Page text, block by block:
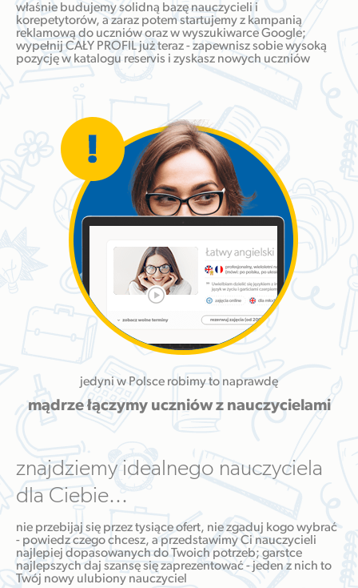
właśnie budujemy solidną bazę nauczycieli i
korepetytorów, a zaraz potem startujemy z kampanią
reklamową do uczniów oraz w wyszukiwarce Google;
wypełnij CAŁY PROFIL już teraz - zapewnisz sobie wysoką
pozycję w katalogu reservis i zyskasz nowych uczniów
jedyni w Polsce robimy to naprawdę
mądrze łączymy uczniów z nauczycielami
znajdziemy idealnego nauczyciela
dla Ciebie...
nie przebijaj się przez tysiące ofert, nie zgaduj kogo wybrać
- powiedz czego chcesz, a przedstawimy Ci nauczycieli
najlepiej dopasowanych do Twoich potrzeb; garstce
najlepszych daj szansę się zaprezentować - jeden z nich to
Twój nowy ulubiony nauczyciel